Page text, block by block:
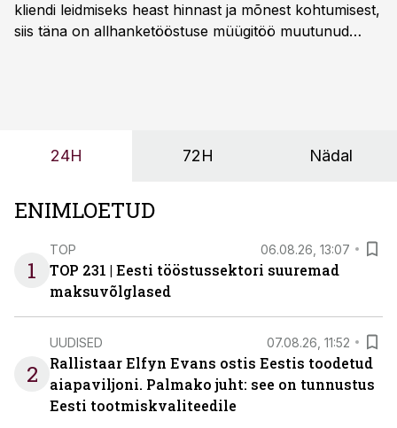
kliendi leidmiseks heast hinnast ja mõnest kohtumisest,
siis täna on allhanketööstuse müügitöö muutunud
24H 72H Nädal
ENIMLOETUD
1
TOP 06.08.26, 13:07
TOP 231 | Eesti tööstussektori suuremad
maksuvõlglased
2
UUDISED 07.08.26, 11:52
Rallistaar Elfyn Evans ostis Eestis toodetud
aiapaviljoni. Palmako juht: see on tunnustus
Eesti tootmiskvaliteedile